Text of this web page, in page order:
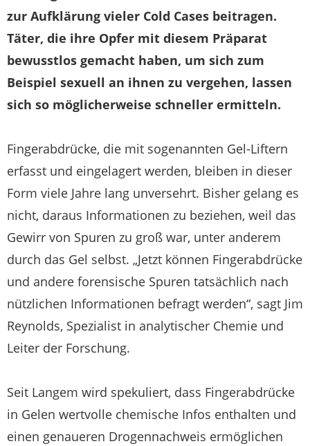
zur Aufklärung vieler Cold Cases beitragen.
Täter, die ihre Opfer mit diesem Präparat
bewusstlos gemacht haben, um sich zum
Beispiel sexuell an ihnen zu vergehen, lassen
sich so möglicherweise schneller ermitteln.
Fingerabdrücke, die mit sogenannten Gel-Liftern
erfasst und eingelagert werden, bleiben in dieser
Form viele Jahre lang unversehrt. Bisher gelang es
nicht, daraus Informationen zu beziehen, weil das
Gewirr von Spuren zu groß war, unter anderem
durch das Gel selbst. „Jetzt können Fingerabdrücke
und andere forensische Spuren tatsächlich nach
nützlichen Informationen befragt werden“, sagt Jim
Reynolds, Spezialist in analytischer Chemie und
Leiter der Forschung.
Seit Langem wird spekuliert, dass Fingerabdrücke
in Gelen wertvolle chemische Infos enthalten und
einen genaueren Drogennachweis ermöglichen